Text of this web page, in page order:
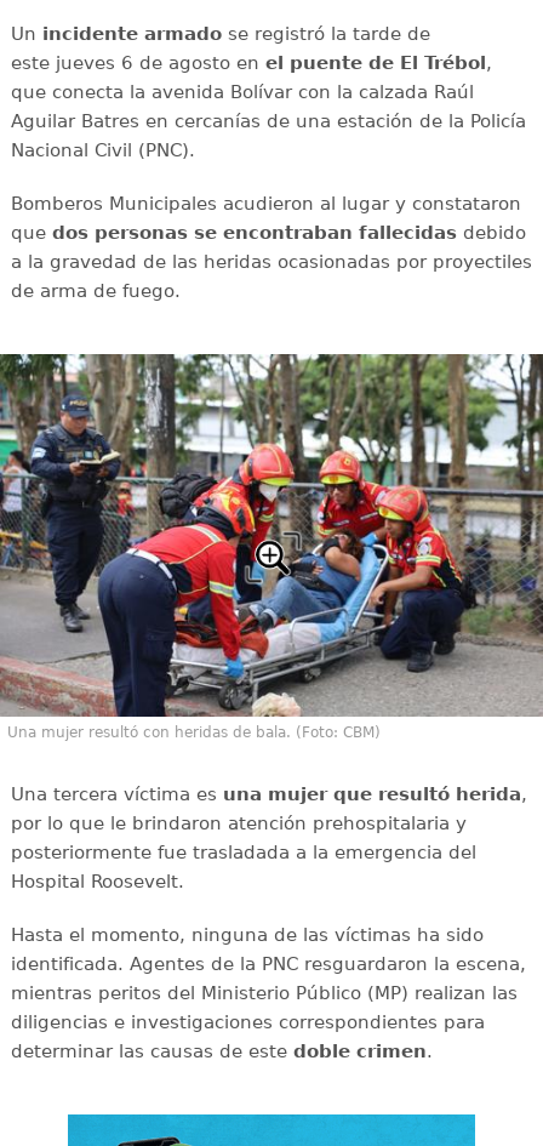
Un incidente armadose registró la tarde de
este jueves 6 de agosto en el puente de El Trébol ,
que conecta la avenida Bolívar con la calzada Raúl
Aguilar Batres en cercanías de una estación de la Policía
Nacional Civil (PNC).
Bomberos Municipales acudieron al lugar y constataron
que dos personas se encontraban fallecidasdebido
a la gravedad de las heridas ocasionadas por proyectiles
de arma de fuego.
Una mujer resultó con heridas de bala. (Foto: CBM)
Una tercera víctima es una mujer que resultó herida,
por lo que le brindaron atención prehospitalaria y
posteriormente fue trasladada a la emergencia del
Hospital Roosevelt.
Hasta el momento, ninguna de las víctimas ha sido
identificada. Agentes de la PNC resguardaron la escena,
mientras peritos del Ministerio Público (MP) realizan las
diligencias e investigaciones correspondientes para
determinar las causas de este doble crimen.